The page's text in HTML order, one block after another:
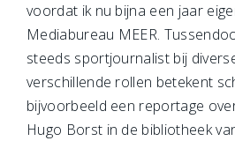
voordat ik nu bijna een jaar
Mediabureau MEER.
steeds sportjournalist bij
verschillende rollen betekent
bijvoorbeeld een reportage
Hugo Borst in de bibliotheek